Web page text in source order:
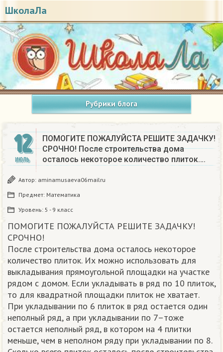
ШколаЛа
Рубрики блога
12
ИЮЛЬ
ПОМОГИТЕ ПОЖАЛУЙСТА РЕШИТЕ ЗАДАЧКУ!
СРОЧНО! После строительства дома
осталось некоторое количество плиток….
Автор: aminamusaeva06mailru
Предмет: Математика
Уровень: 5 - 9 класс
ПОМОГИТЕ ПОЖАЛУЙСТА РЕШИТЕ ЗАДАЧКУ!
СРОЧНО!
После строительства дома осталось некоторое
количество плиток. Их можно использовать для
выкладывания прямоугольной площадки на участке
рядом с домом. Если укладывать в ряд по 10 плиток,
то для квадратной площадки плиток не хватает.
При укладывании по 6 плиток в ряд остается один
неполный ряд, а при укладывании по 7–тоже
остается неполный ряд, в котором на 4 плитки
меньше, чем в неполном ряду при укладывании по 8.